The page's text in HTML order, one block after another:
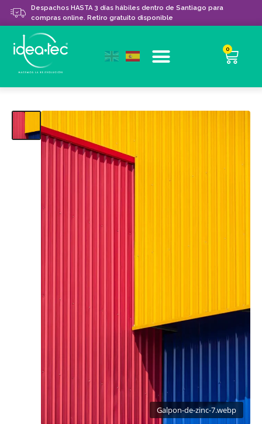
Despachos HASTA 3 días hábiles dentro de Santiago para
compras online. Retiro gratuito disponible
0
Galpon-de-zinc-7.webp